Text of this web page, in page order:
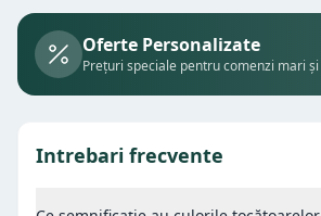
Oferte Personalizate
Prețuri speciale pentru comenzi mari
Intrebari frecvente